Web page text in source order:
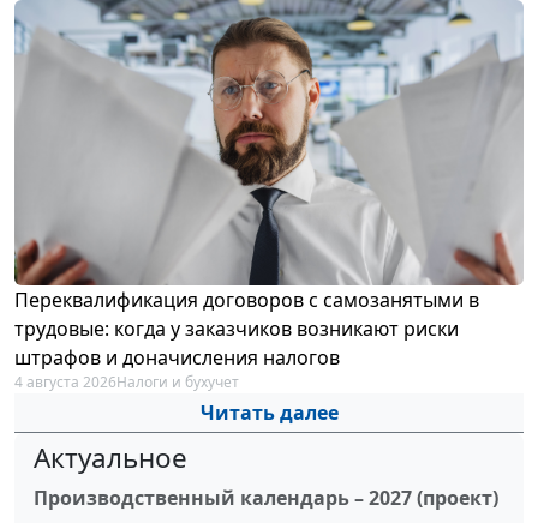
Переквалификация договоров с самозанятыми в
трудовые: когда у заказчиков возникают риски
штрафов и доначисления налогов
4 августа 2026Налоги и бухучет
Читать далее
Актуальное
Производственный календарь – 2027 (проект)